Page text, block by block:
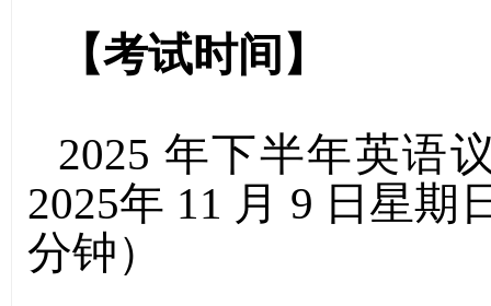
【考试时间】
2025 年下半年英语
2025年 11 月 9 日星期
分钟）